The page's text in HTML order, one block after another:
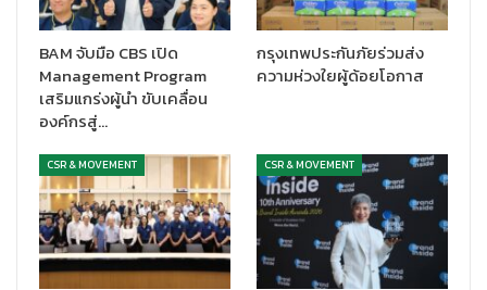
BAM จับมือ CBS เปิด
Management Program
เสริมแกร่งผู้นำ ขับเคลื่อน
องค์กรสู่…
กรุงเทพประกันภัยร่วมส่ง
ความห่วงใยผู้ด้อยโอกาส
CSR & MOVEMENT CSR & MOVEMENT